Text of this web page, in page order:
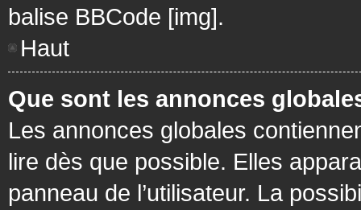
balise BBCode [img].
Haut
Que sont les annonces
Les annonces globales
lire dès que possible. Elles
panneau de l’utilisateur. La